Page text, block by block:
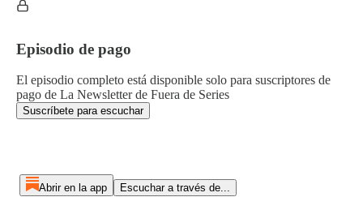
Episodio de pago
El episodio completo está disponible solo para suscriptores de
pago de La Newsletter de Fuera de Series
Suscríbete para escuchar
Abrir en la app Escuchar a través de...